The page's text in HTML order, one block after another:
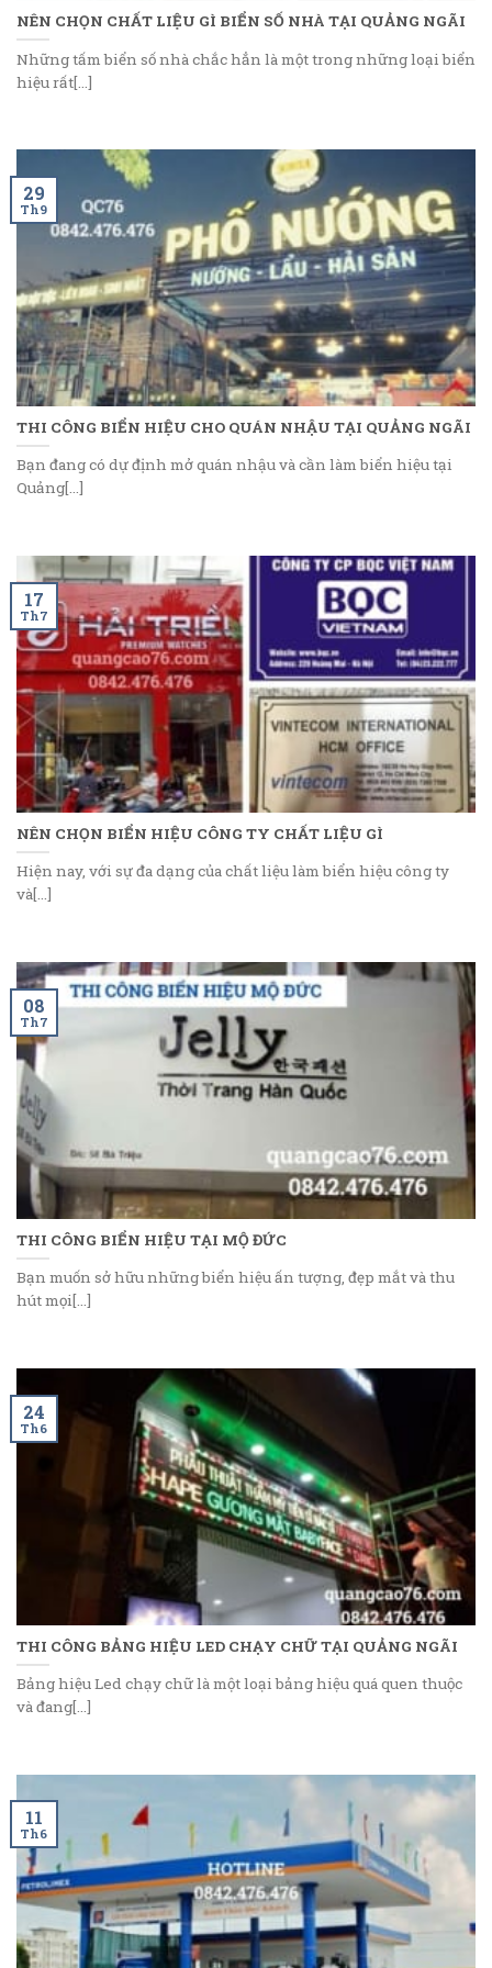
NÊN CHỌN CHẤT LIỆU GÌ BIỂN SỐ NHÀ TẠI QUẢNG NGÃI
Những tấm biển số nhà chắc hẳn là một trong những loại biển
hiệu rất[...]
THI CÔNG BIỂN HIỆU CHO QUÁN NHẬU TẠI QUẢNG NGÃI
Bạn đang có dự định mở quán nhậu và cần làm biển hiệu tại
Quảng[...]
29
Th9
NÊN CHỌN BIỂN HIỆU CÔNG TY CHẤT LIỆU GÌ
Hiện nay, với sự đa dạng của chất liệu làm biển hiệu công ty
và[...]
17
Th7
THI CÔNG BIỂN HIỆU TẠI MỘ ĐỨC
Bạn muốn sở hữu những biển hiệu ấn tượng, đẹp mắt và thu
hút mọi[...]
08
Th7
THI CÔNG BẢNG HIỆU LED CHẠY CHỮ TẠI QUẢNG NGÃI
Bảng hiệu Led chạy chữ là một loại bảng hiệu quá quen thuộc
và đang[...]
24
Th6
11
Th6